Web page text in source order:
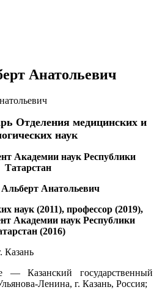
Анатольевич
Отделения медицинских и
наук
Академии наук Республики
Татарстан
Анатольевич
наук (2011), профессор (2019),
Академии наук Республики
(2016)
Казань
— Казанский государственный
Ленина, г. Казань, Россия;